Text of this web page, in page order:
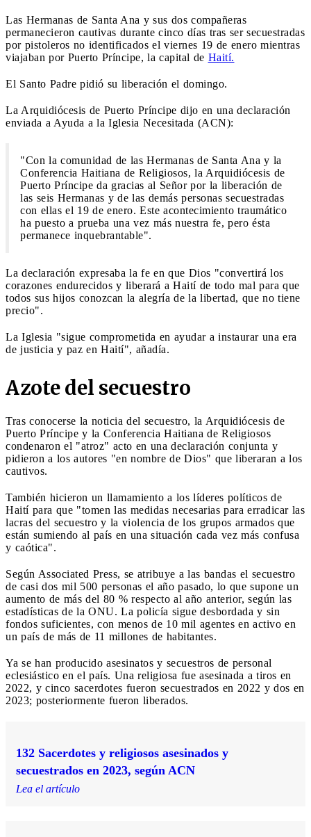
Las Hermanas de Santa Ana y sus dos compañeras
permanecieron cautivas durante cinco días tras ser secuestradas
por pistoleros no identificados el viernes 19 de enero mientras
viajaban por Puerto Príncipe, la capital de Haití.
El Santo Padre pidió su liberación el domingo.
La Arquidiócesis de Puerto Príncipe dijo en una declaración
enviada a Ayuda a la Iglesia Necesitada (ACN):
"Con la comunidad de las Hermanas de Santa Ana y la
Conferencia Haitiana de Religiosos, la Arquidiócesis de
Puerto Príncipe da gracias al Señor por la liberación de
las seis Hermanas y de las demás personas secuestradas
con ellas el 19 de enero. Este acontecimiento traumático
ha puesto a prueba una vez más nuestra fe, pero ésta
permanece inquebrantable".
La declaración expresaba la fe en que Dios "convertirá los
corazones endurecidos y liberará a Haití de todo mal para que
todos sus hijos conozcan la alegría de la libertad, que no tiene
precio".
La Iglesia "sigue comprometida en ayudar a instaurar una era
de justicia y paz en Haití", añadía.
Azote del secuestro
Tras conocerse la noticia del secuestro, la Arquidiócesis de
Puerto Príncipe y la Conferencia Haitiana de Religiosos
condenaron el "atroz" acto en una declaración conjunta y
pidieron a los autores "en nombre de Dios" que liberaran a los
cautivos.
También hicieron un llamamiento a los líderes políticos de
Haití para que "tomen las medidas necesarias para erradicar las
lacras del secuestro y la violencia de los grupos armados que
están sumiendo al país en una situación cada vez más confusa
y caótica".
Según Associated Press, se atribuye a las bandas el secuestro
de casi dos mil 500 personas el año pasado, lo que supone un
aumento de más del 80 % respecto al año anterior, según las
estadísticas de la ONU. La policía sigue desbordada y sin
fondos suficientes, con menos de 10 mil agentes en activo en
un país de más de 11 millones de habitantes.
Ya se han producido asesinatos y secuestros de personal
eclesiástico en el país. Una religiosa fue asesinada a tiros en
2022, y cinco sacerdotes fueron secuestrados en 2022 y dos en
2023; posteriormente fueron liberados.
132 Sacerdotes y religiosos asesinados y
secuestrados en 2023, según ACN
Lea el artículo